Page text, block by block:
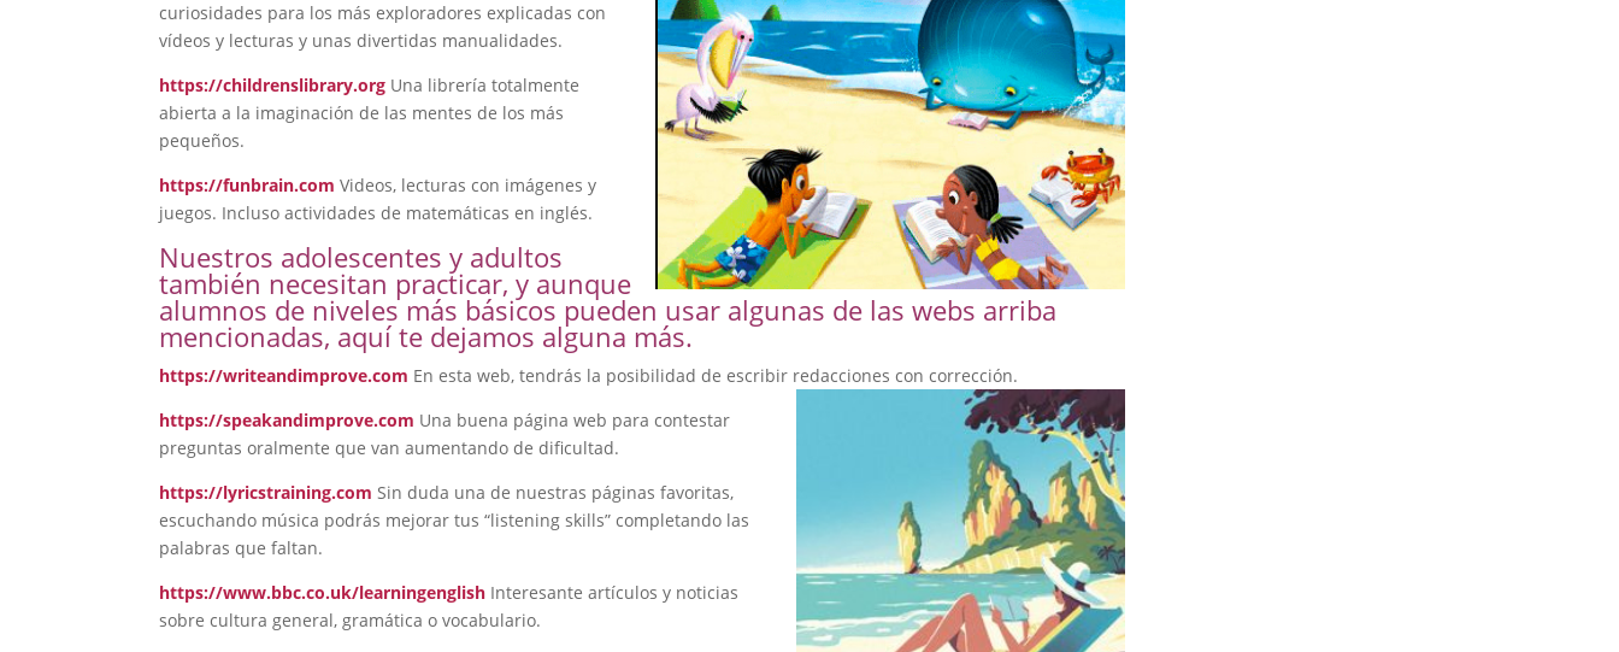
curiosidades para los más exploradores explicadas con
vídeos y lecturas y unas divertidas manualidades.
https://childrenslibrary.org Una librería totalmente
abierta a la imaginación de las mentes de los más
pequeños.
https://funbrain.com Videos, lecturas con imágenes y
juegos. Incluso actividades de matemáticas en inglés.
Nuestros adolescentes y adultos
también necesitan practicar, y aunque
alumnos de niveles más básicos pueden usar algunas de las webs arriba
mencionadas, aquí te dejamos alguna más.
https://writeandimprove.com En esta web, tendrás la posibilidad de escribir redacciones con corrección.
https://speakandimprove.com Una buena página web para contestar
preguntas oralmente que van aumentando de dificultad.
https://lyricstraining.com Sin duda una de nuestras páginas favoritas,
escuchando música podrás mejorar tus “listening skills” completando las
palabras que faltan.
https://www.bbc.co.uk/learningenglish Interesante artículos y noticias
sobre cultura general, gramática o vocabulario.